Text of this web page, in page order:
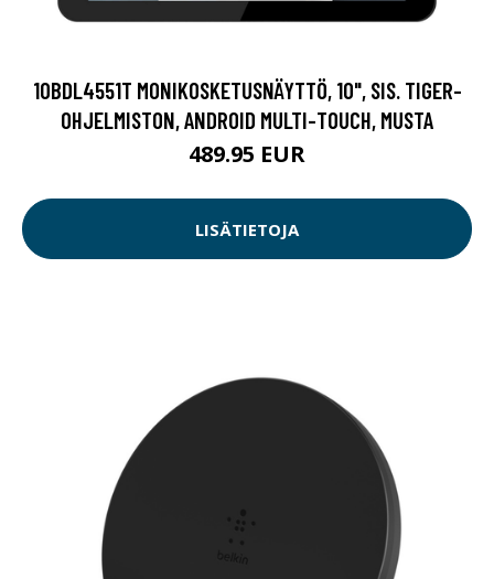
10BDL4551T MONIKOSKETUSNÄYTTÖ, 10", SIS. TIGER-
OHJELMISTON, ANDROID MULTI-TOUCH, MUSTA
489.95 EUR
LISÄTIETOJA